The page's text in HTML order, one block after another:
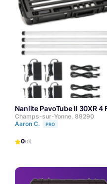
Nanlite PavoTube II 30XR
Champs-sur-Yonne, 89290
Aaron C.
PRO
0(0)